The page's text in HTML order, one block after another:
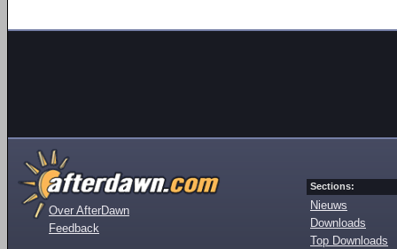
Over AfterDawn
Feedback
Sections:
Nieuws
Downloads
Top Downloads